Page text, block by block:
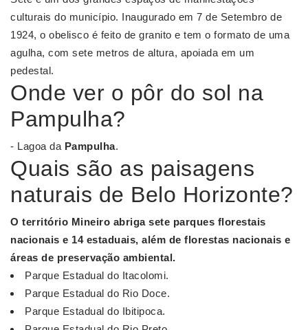
culturais do município. Inaugurado em 7 de Setembro de
1924, o obelisco é feito de granito e tem o formato de uma
agulha, com sete metros de altura, apoiada em um
pedestal.
Onde ver o pôr do sol na
Pampulha?
- Lagoa da Pampulha.
Quais são as paisagens
naturais de Belo Horizonte?
O território Mineiro abriga sete parques florestais
nacionais e 14 estaduais, além de florestas nacionais e
áreas de preservação ambiental.
Parque Estadual do Itacolomi.
Parque Estadual do Rio Doce.
Parque Estadual do Ibitipoca.